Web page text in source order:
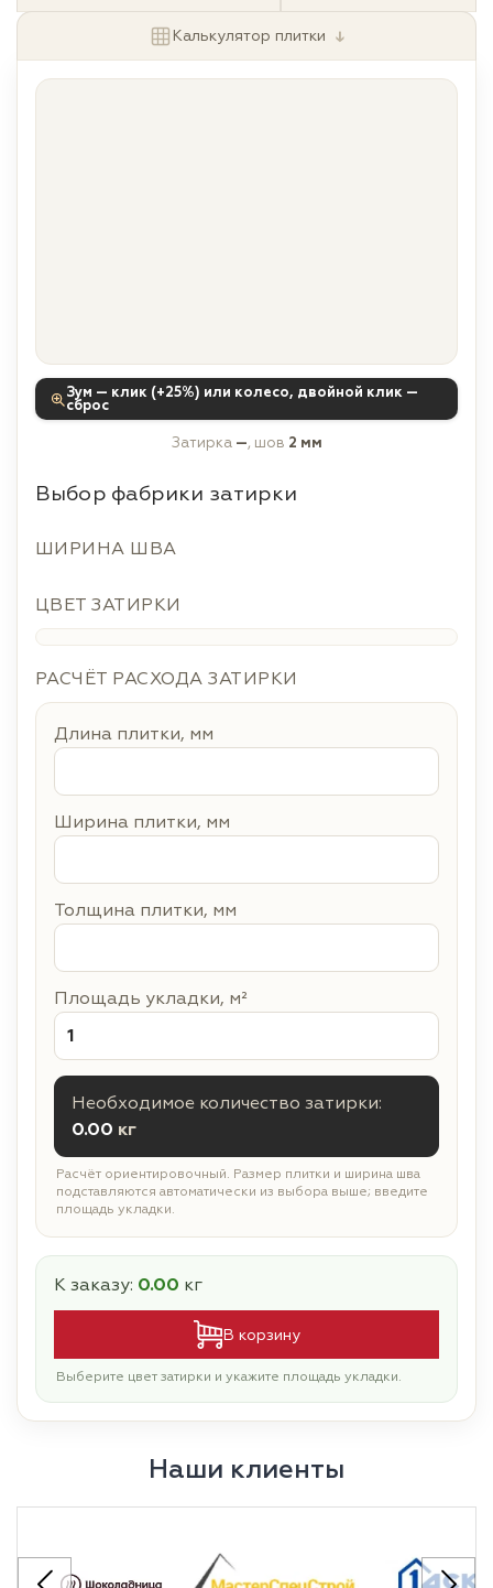
Калькулятор плитки ↓
Зум — клик (+25%) или колесо, двойной клик —
сброс
Затирка —, шов 2 мм
Выбор фабрики затирки
ШИРИНА ШВА
ЦВЕТ ЗАТИРКИ
РАСЧЁТ РАСХОДА ЗАТИРКИ
Длина плитки, мм
Ширина плитки, мм
Толщина плитки, мм
Площадь укладки, м²
Необходимое количество затирки:
0.00 кг
Расчёт ориентировочный. Размер плитки и ширина шва
подставляются автоматически из выбора выше; введите
площадь укладки.
К заказу: 0.00 кг
В корзину
Выберите цвет затирки и укажите площадь укладки.
Наши клиенты